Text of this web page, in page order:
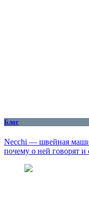
Блог
Necchi — швейная
почему о ней говорят и